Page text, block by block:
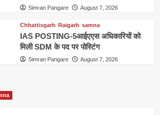
Simran Pangare August 7, 2026
Chhattisgarh Raigarh samna
IAS POSTING-5आईएएस अधिकारियों को
मिली SDM के पद पर पोस्टिंग
Simran Pangare August 7, 2026